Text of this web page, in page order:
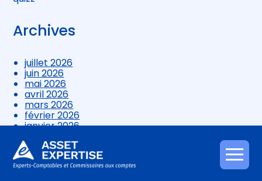
Aller
au
Archives
juillet 2026
juin 2026
mai 2026
avril 2026
mars 2026
février 2026
janvier 2026
novembre 2025
octobre 2025
septembre 2025